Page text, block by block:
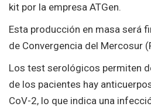
kit por la empresa ATGen.
Esta producción en masa será
de Convergencia del Mercosur
Los test serológicos permiten
de los pacientes hay
CoV-2, lo que indica una